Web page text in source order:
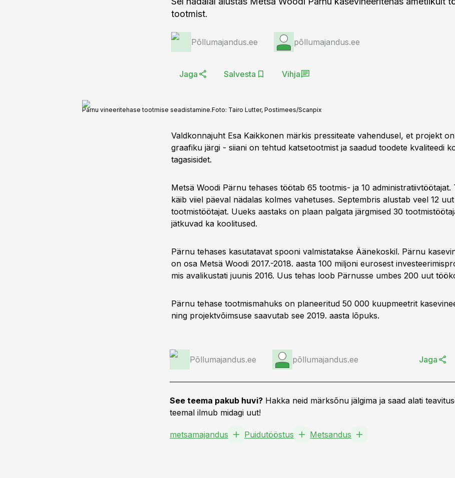
tootmist.
Põllumajandus.ee põllumajandus.ee
Jaga Salvesta Vihja
Pärnu vineeritehase tootmise seadistamine.Foto: Tairo Lutter, Postimees/Scanpix
Valdkonnajuht Esa Kaikkonen märkis pressiteate vahendusel, et projekt
graafiku järgi - siiani on tehtud katsetootmist ja saadud toodete kvaliteedi
tagasisidet.
Metsä Woodi Pärnu tehases töötab 65 tootmis- ja 10 administratiivtöötajat.
käib viiel päeval nädalas kolmes vahetuses. Septembris alustab veel 12 uut
tootmistöötajat. Uueks aastaks on plaan palgata järgmised 30
jätkuvad ka koolitused.
Pärnu tehases kasutatavat spooni valmistatakse Äänekoskil. Pärnu
on osa Metsä Woodi 2017.-2018. aasta 100 miljoni eurosest
mis avalikustati juunis 2016. Uus tehas loob Pärnusse umbes 200 uut
Pärnu tehase tootmismahuks on planeeritud 50 000 kuupmeetrit
ning projektvõimsuse saavutab see 2019. aasta lõpuks.
Põllumajandus.ee põllumajandus.ee Jaga
See teema pakub huvi? Hakka neid märksõnu jälgima ja saad alati
teemal ilmub midagi uut!
metsamajandus Puidutööstus Metsandus